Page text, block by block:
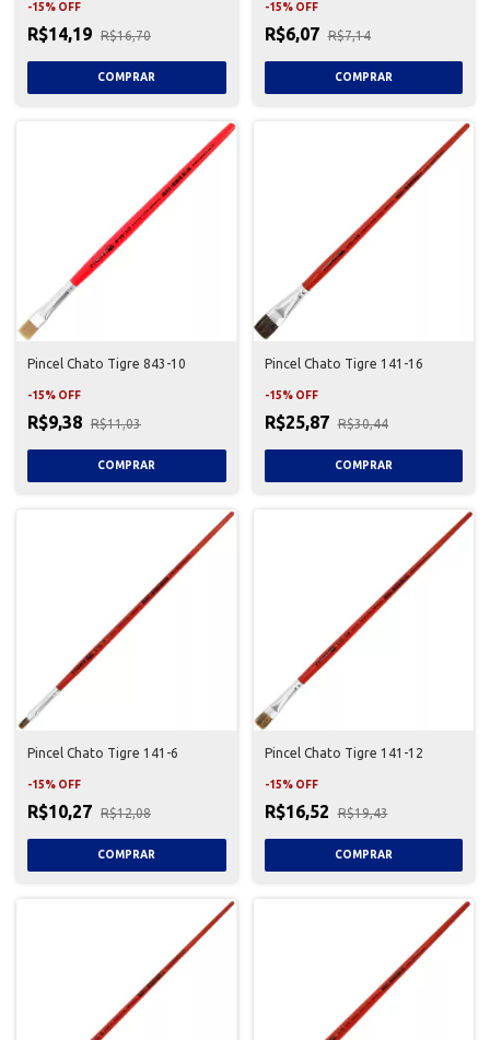
-15% OFF
R$14,19 R$16,70
-15% OFF
R$6,07 R$7,14
Pincel Chato Tigre 843-10
-15% OFF
R$9,38 R$11,03
Pincel Chato Tigre 141-16
-15% OFF
R$25,87 R$30,44
Pincel Chato Tigre 141-6
-15% OFF
R$10,27 R$12,08
Pincel Chato Tigre 141-12
-15% OFF
R$16,52 R$19,43